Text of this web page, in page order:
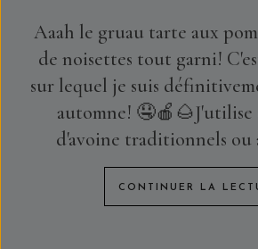
Aaah le gruau tarte aux
de noisettes tout garni!
sur lequel je suis
automne! 🤤🍎🌰J'utilise
d'avoine traditionnels ou
CONTINUER LA